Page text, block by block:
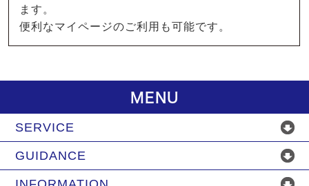
ます。
便利なマイページのご利用も可能です。
MENU
SERVICE
GUIDANCE